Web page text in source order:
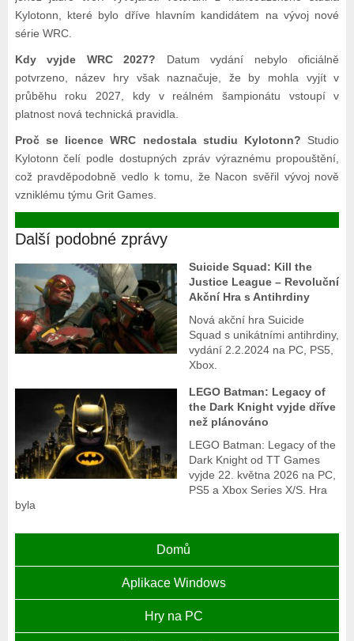
Kylotonn, které bylo dříve hlavním kandidátem na vývoj nové
série WRC.
Kdy vyjde WRC 2027? Datum vydání nebylo oficiálně
potvrzeno, název hry však naznačuje, že by mohla vyjít v
průběhu roku 2027, kdy v reálném šampionátu vstoupí v
platnost nová technická pravidla.
Proč se licence WRC nedostala studiu Kylotonn? Studio
Kylotonn čelí podle dostupných zpráv výraznému propouštění,
což pravděpodobně vedlo k tomu, že Nacon svěřil vývoj nově
vzniklému týmu Grit Games.
Další podobné zprávy
Suicide Squad: Kill the
Justice League – Revoluční
Akční Hra s Antihrdiny
Nová akční hra Suicide
Squad s unikátními antihrdiny,
vydání 2.2.2024 na PC, PS5,
Xbox.
LEGO Batman: Legacy of
the Dark Knight vyjde dříve
než plánováno
LEGO Batman: Legacy of the
Dark Knight od TT Games
vyjde 22. května 2026 na PC,
PS5 a Xbox Series X/S. Hra
byla
Domů
Aplikace Windows
Hry na PC